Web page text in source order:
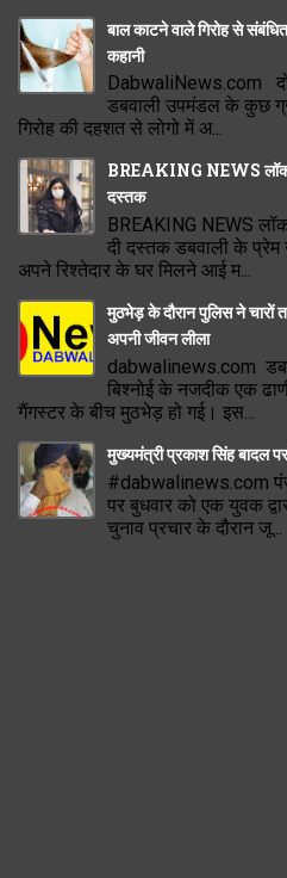
बाल काटने वाले गिरोह से
कहानी
DabwaliNews.com
डबवाली उपमंडल के कुछ
गिरोह की दहशत से लोगो में अ...
BREAKING NEWS
दस्तक
BREAKING NEWS
दी दस्तक डबवाली के प्रेम
अपने रिश्तेदार के घर मिलने आई म...
मुठभेड़ के दौरान पुलिस ने चारों
अपनी जीवन लीला
dabwalinews.com
बिश्नोई के नजदीक एक
गैंगस्टर के बीच मुठभेड़ हो गई। इस...
मुख्यमंत्री प्रकाश सिंह बादल
#dabwalinews.com
पर बुधवार को एक युवक
चुनाव प्रचार के दौरान जू...